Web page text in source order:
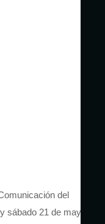
del
sábado 21 de mayo,